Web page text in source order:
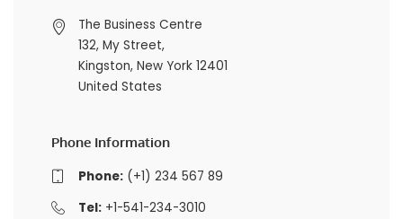
The Business Centre
132, My Street,
Kingston, New York 12401
United States
Phone Information
Phone:(+1) 234 567 89
Tel:+1-541-234-3010